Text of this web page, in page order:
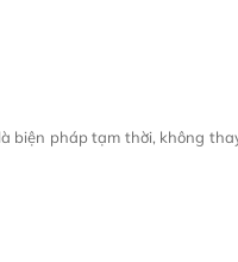
biện pháp tạm thời, không